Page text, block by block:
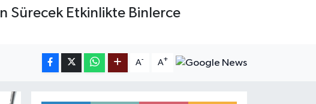
Sürecek Etkinlikte Binlerce
A- A+